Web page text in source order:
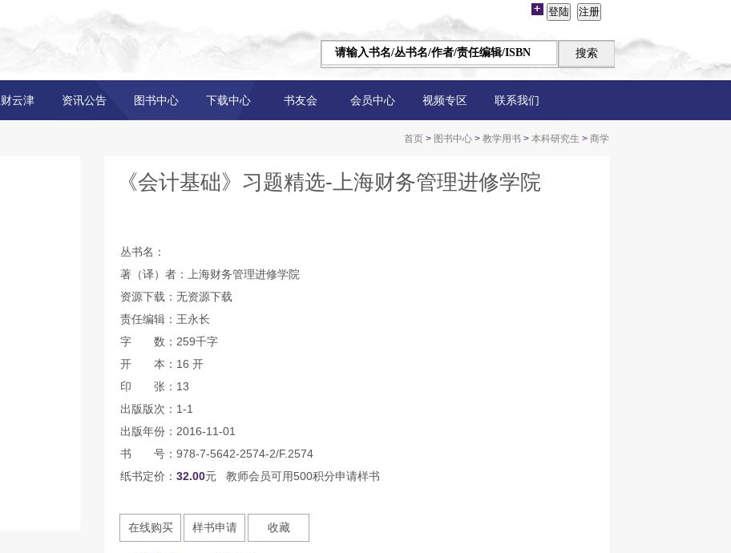
财云津 资讯公告 图书中心 下载中心 书友会 会员中心 视频专区 联系我们
首页 > 图书中心 > 教学用书 > 本科研究生 > 商学
《会计基础》习题精选-上海财务管理进修学院
丛书名：
著（译）者：上海财务管理进修学院
资源下载：无资源下载
责任编辑：王永长
字 数：259千字
开 本：16 开
印 张：13
出版版次：1-1
出版年份：2016-11-01
书 号：978-7-5642-2574-2/F.2574
纸书定价： 32.00元 教师会员可用500积分申请样书
在线购买 样书申请 收藏